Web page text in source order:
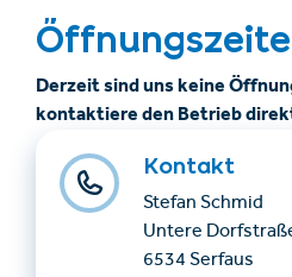
Derzeit sind uns keine
kontaktiere den Betrieb
Kontakt
Stefan Schmid
Untere
6534 Serfaus